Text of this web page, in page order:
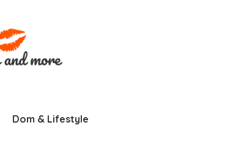
Dom & Lifestyle